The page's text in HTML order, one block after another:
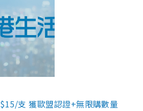
支 獲歐盟認證+無限購數量